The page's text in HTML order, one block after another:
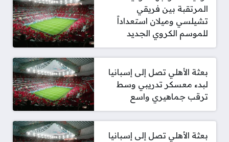
المرتقبة بين فريقي
تشيلسي وميلان استعداداً
للموسم الكروي الجديد
بعثة الأهلي تصل إلى إسبانيا
لبدء معسكر تدريبي وسط
ترقب جماهيري واسع
بعثة الأهلي تصل إلى إسبانيا